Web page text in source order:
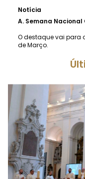
Notícia
A. Semana
O destaque vai para
de Março.